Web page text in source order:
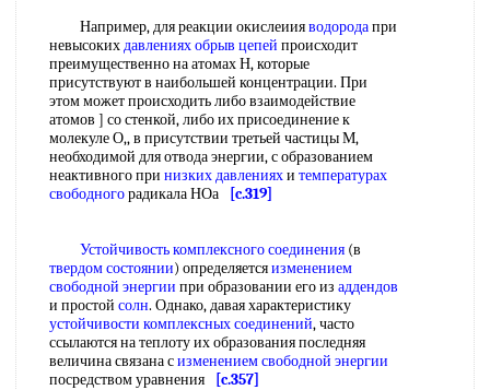
Например, для реакции окислеиияводородапри
невысокихдавленияхобрыв цепей происходит
преимущественно на атомах Н, которые
присутствуют в наибольшей концентрации. При
этом может происходить либо взаимодействие
атомов ] со стенкой, либо их присоединение к
молекуле О,, в присутствии третьей частицы М,
необходимой для отвода энергии, с образованием
неактивного при низких давленияхи температурах
свободногорадикала НОа [c.319]
Устойчивость комплексного соединения (в
твердом состоянии) определяетсяизменением
свободной энергии при образовании его из аддендов
и простой солн. Однако, давая характеристику
устойчивости комплексных соединений, часто
ссылаются на теплоту их образования последняя
величина связана сизменением свободной энергии
посредством уравнения
[c.357]